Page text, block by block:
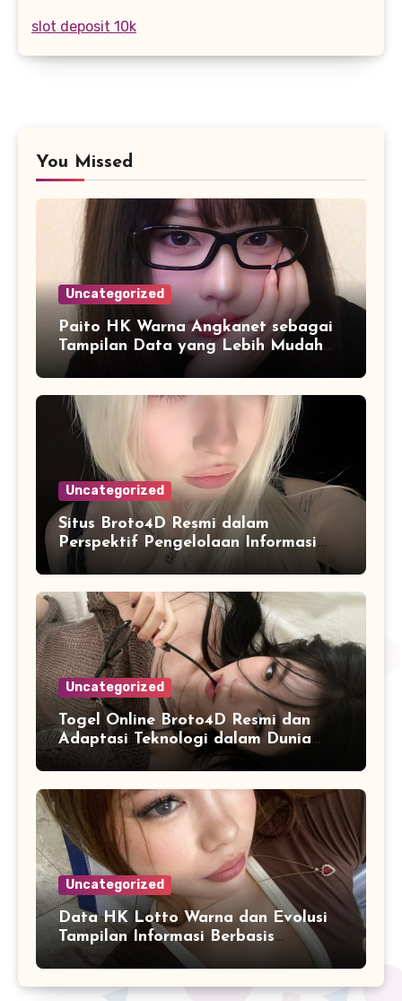
slot deposit 10k
You Missed
Uncategorized
Paito HK Warna Angkanet sebagai
Tampilan Data yang Lebih Mudah
Dipahami dan Dianalisis
Uncategorized
Situs Broto4D Resmi dalam
Perspektif Pengelolaan Informasi
dan Penyajian Data Harian
Uncategorized
Togel Online Broto4D Resmi dan
Adaptasi Teknologi dalam Dunia
Permainan
Uncategorized
Data HK Lotto Warna dan Evolusi
Tampilan Informasi Berbasis
Visualisasi Digital